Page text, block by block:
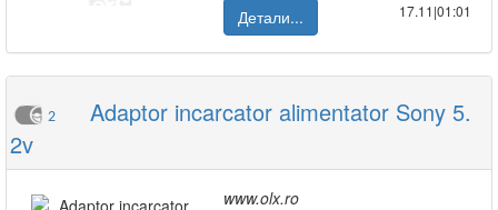
Детали...
17.11|01:01
2
Adaptor incarcator alimentator Sony 5.
2v
www.olx.ro